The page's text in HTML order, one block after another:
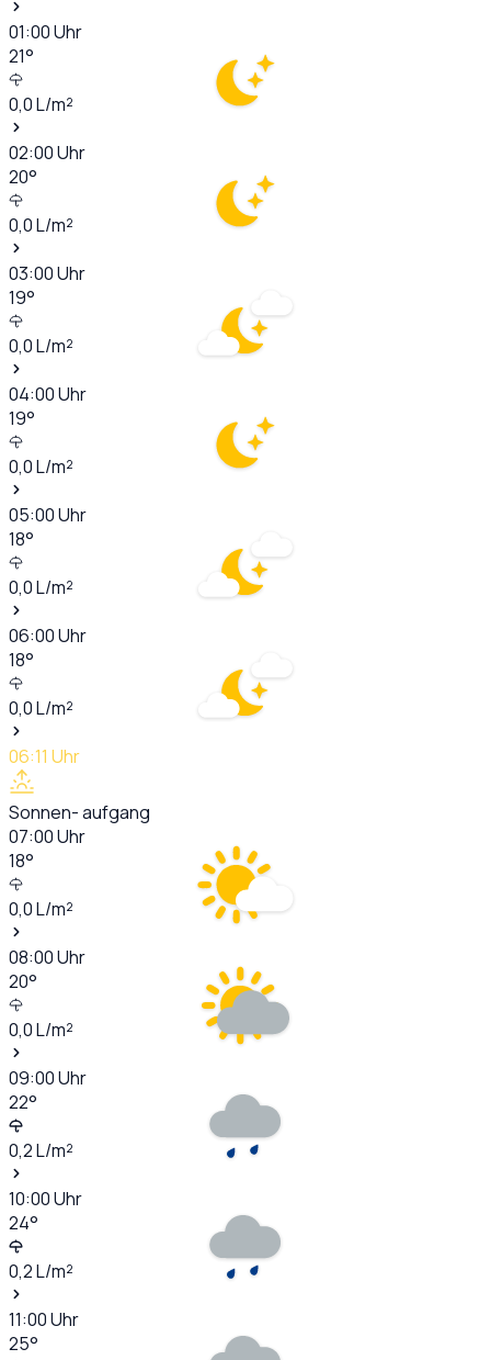
01:00Uhr
21°
0,0L/m²
02:00Uhr
20°
0,0L/m²
03:00Uhr
19°
0,0L/m²
04:00Uhr
19°
0,0L/m²
05:00Uhr
18°
0,0L/m²
06:00Uhr
18°
0,0L/m²
06:11 Uhr
Sonnen- aufgang
07:00Uhr
18°
0,0L/m²
08:00Uhr
20°
0,0L/m²
09:00Uhr
22°
0,2L/m²
10:00Uhr
24°
0,2L/m²
11:00Uhr
25°